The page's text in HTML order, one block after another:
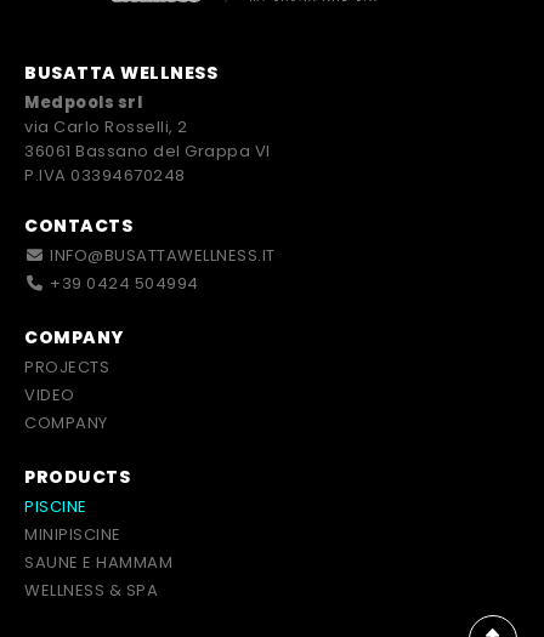
BUSATTA WELLNESS
Medpools srl
via Carlo Rosselli, 2
36061 Bassano del Grappa VI
P.IVA 03394670248
CONTACTS
INFO@BUSATTAWELLNESS.IT
+39 0424 504994
COMPANY
PROJECTS
VIDEO
COMPANY
PRODUCTS
PISCINE
MINIPISCINE
SAUNE E HAMMAM
WELLNESS & SPA